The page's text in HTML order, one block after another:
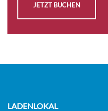
JETZT BUCHEN
LADENLOKAL